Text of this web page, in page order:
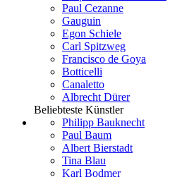
Paul Cezanne
Gauguin
Egon Schiele
Carl Spitzweg
Francisco de Goya
Botticelli
Canaletto
Albrecht Dürer
Beliebteste Künstler
Philipp Bauknecht
Paul Baum
Albert Bierstadt
Tina Blau
Karl Bodmer